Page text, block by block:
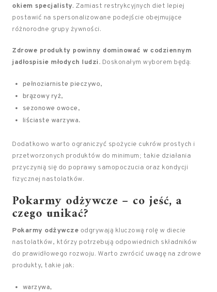
okiem specjalisty. Zamiast restrykcyjnych diet lepiej
postawić na spersonalizowane podejście obejmujące
różnorodne grupy żywności.
Zdrowe produkty powinny dominować w codziennym
jadłospisie młodych ludzi. Doskonałym wyborem będą:
pełnoziarniste pieczywo,
brązowy ryż,
sezonowe owoce,
liściaste warzywa.
Dodatkowo warto ograniczyć spożycie cukrów prostych i
przetworzonych produktów do minimum; takie działania
przyczynią się do poprawy samopoczucia oraz kondycji
fizycznej nastolatków.
Pokarmy odżywcze – co jeść, a
czego unikać?
Pokarmy odżywcze odgrywają kluczową rolę w diecie
nastolatków, którzy potrzebują odpowiednich składników
do prawidłowego rozwoju. Warto zwrócić uwagę na zdrowe
produkty, takie jak:
warzywa,